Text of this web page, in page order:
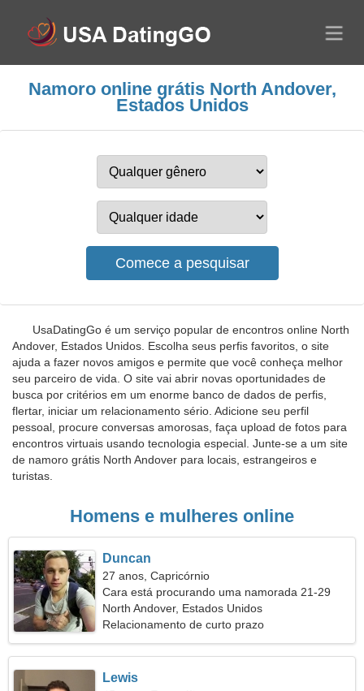
Namoro online grátis North Andover,
Estados Unidos
UsaDatingGo é um serviço popular de encontros online North
Andover, Estados Unidos. Escolha seus perfis favoritos, o site
ajuda a fazer novos amigos e permite que você conheça melhor
seu parceiro de vida. O site vai abrir novas oportunidades de
busca por critérios em um enorme banco de dados de perfis,
flertar, iniciar um relacionamento sério. Adicione seu perfil
pessoal, procure conversas amorosas, faça upload de fotos para
encontros virtuais usando tecnologia especial. Junte-se a um site
de namoro grátis North Andover para locais, estrangeiros e
turistas.
Homens e mulheres online
Duncan
27 anos, Capricórnio
Cara está procurando uma namorada 21-29
North Andover, Estados Unidos
Relacionamento de curto prazo
Lewis